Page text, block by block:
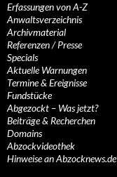
Erfassungen von A-Z
Anwaltsverzeichnis
Archivmaterial
Referenzen / Presse
Specials
Aktuelle Warnungen
Termine & Ereignisse
Fundstücke
Abgezockt – Was jetzt?
Beiträge & Recherchen
Domains
Abzockvideothek
Hinweise an Abzocknews.de